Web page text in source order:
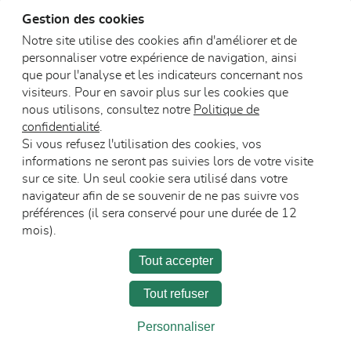
Blocs-portes vitrés
en bois acoustiques
Blocs-portes
en bois
feu
CarrièreEspace Presse
Recevoir les communications
Gestion des cookies
Notre site utilise des cookies afin d'améliorer et de
personnaliser votre expérience de navigation, ainsi
que pour l'analyse et les indicateurs concernant nos
visiteurs. Pour en savoir plus sur les cookies que
nous utilisons, consultez notre Politique de
confidentialité
Si vous refusez l'utilisation des cookies, vos
informations ne seront pas suivies lors de votre visite
sur ce site. Un seul cookie sera utilisé dans votre
navigateur afin de se souvenir de ne pas suivre vos
préférences (il sera conservé pour une durée de 12
mois).
Tout accepter
Tout refuser
Personnaliser